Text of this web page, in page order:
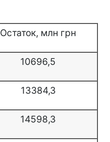
Остаток, млн грн
10696,5
13384,3
14598,3